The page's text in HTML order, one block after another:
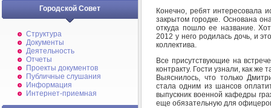
Городской Совет
Структура
Документы
Деятельность
Отчеты
Проекты документов
Публичные слушания
Информация
Интернет-приемная
Конечно, ребят интересовала
закрытом городке. Основана
откуда пошло ее название.
2012 у него родилась дочь, и
коллектива.
Все присутствующие на
контракту. Гости узнали, как
Выяснилось, что только
стала одним из шансов
выпускник военной кафедры
еще обязательную для